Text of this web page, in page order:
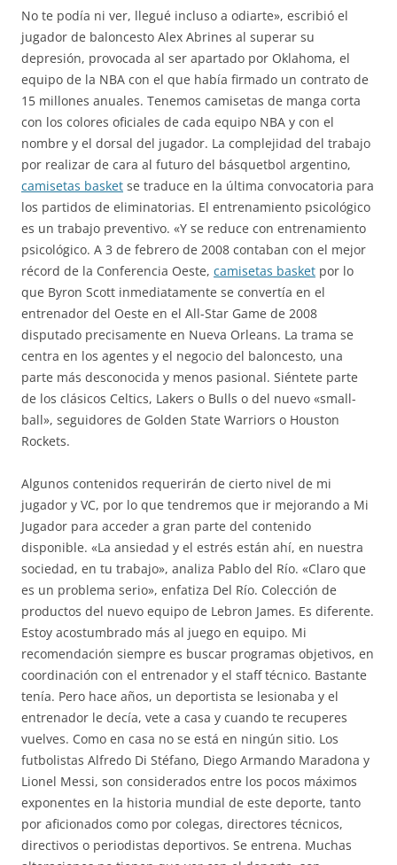
No te podía ni ver, llegué incluso a odiarte», escribió el
jugador de baloncesto Alex Abrines al superar su
depresión, provocada al ser apartado por Oklahoma, el
equipo de la NBA con el que había firmado un contrato de
15 millones anuales. Tenemos camisetas de manga corta
con los colores oficiales de cada equipo NBA y con el
nombre y el dorsal del jugador. La complejidad del trabajo
por realizar de cara al futuro del básquetbol argentino,
camisetas basket se traduce en la última convocatoria para
los partidos de eliminatorias. El entrenamiento psicológico
es un trabajo preventivo. «Y se reduce con entrenamiento
psicológico. A 3 de febrero de 2008 contaban con el mejor
récord de la Conferencia Oeste, camisetas basket por lo
que Byron Scott inmediatamente se convertía en el
entrenador del Oeste en el All-Star Game de 2008
disputado precisamente en Nueva Orleans. La trama se
centra en los agentes y el negocio del baloncesto, una
parte más desconocida y menos pasional. Siéntete parte
de los clásicos Celtics, Lakers o Bulls o del nuevo «small-
ball», seguidores de Golden State Warriors o Houston
Rockets.
Algunos contenidos requerirán de cierto nivel de mi
jugador y VC, por lo que tendremos que ir mejorando a Mi
Jugador para acceder a gran parte del contenido
disponible. «La ansiedad y el estrés están ahí, en nuestra
sociedad, en tu trabajo», analiza Pablo del Río. «Claro que
es un problema serio», enfatiza Del Río. Colección de
productos del nuevo equipo de Lebron James. Es diferente.
Estoy acostumbrado más al juego en equipo. Mi
recomendación siempre es buscar programas objetivos, en
coordinación con el entrenador y el staff técnico. Bastante
tenía. Pero hace años, un deportista se lesionaba y el
entrenador le decía, vete a casa y cuando te recuperes
vuelves. Como en casa no se está en ningún sitio. Los
futbolistas Alfredo Di Stéfano, Diego Armando Maradona y
Lionel Messi, son considerados entre los pocos máximos
exponentes en la historia mundial de este deporte, tanto
por aficionados como por colegas, directores técnicos,
directivos o periodistas deportivos. Se entrena. Muchas